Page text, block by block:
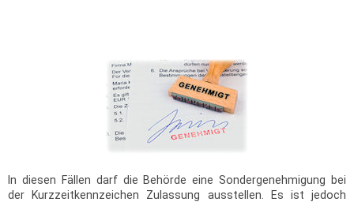
In diesen Fällen darf die Behörde eine Sondergenehmigung bei
der Kurzzeitkennzeichen Zulassung ausstellen. Es ist jedoch